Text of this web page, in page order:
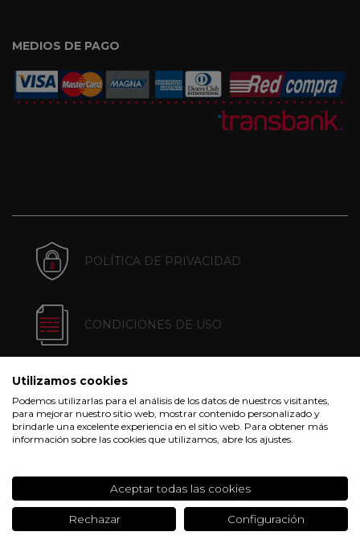
MEDIOS DE PAGO
POLÍTICA DE PRIVACIDAD
CONDICIONES DE USO
POLÍTICA DE COOKIES
Utilizamos cookies
Podemos utilizarlas para el análisis de los datos de nuestros visitantes,
para mejorar nuestro sitio web, mostrar contenido personalizado y
brindarle una excelente experiencia en el sitio web. Para obtener más
información sobre las cookies que utilizamos, abre los ajustes.
Aceptar todas las cookies
Rechazar Configuración